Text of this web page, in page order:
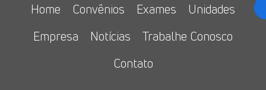
Home Convênios Exames
Unidades
Empresa
Notícias
Trabalhe Conosco
Contato